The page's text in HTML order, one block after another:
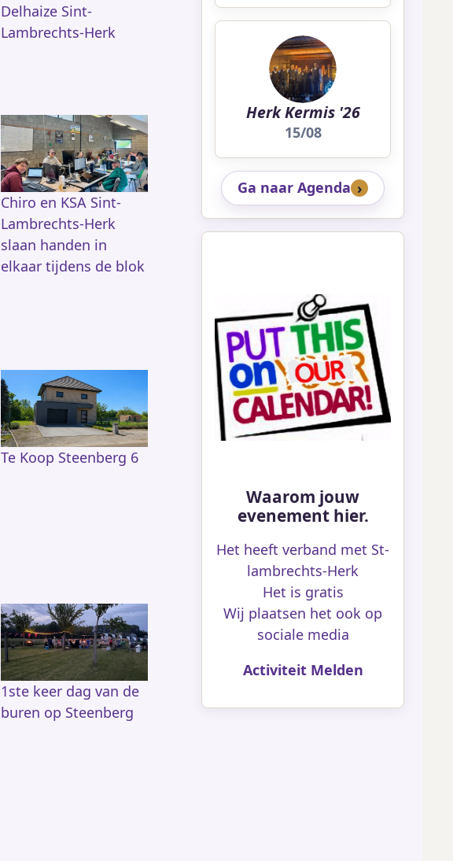
Delhaize Sint-
Lambrechts-Herk
Chiro en KSA Sint-
Lambrechts-Herk
slaan handen in
elkaar tijdens de blok
Te Koop Steenberg 6
1ste keer dag van de
buren op Steenberg
Herk Kermis '26
15/08
Ga naar Agenda
Waarom jouw
evenement hier.
Het heeft verband met St-
lambrechts-Herk
Het is gratis
Wij plaatsen het ook op
sociale media
Activiteit Melden